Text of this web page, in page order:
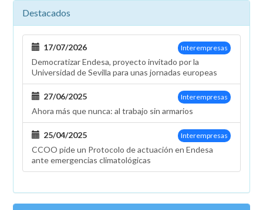
Destacados
Interempresas
17/07/2026
Democratizar Endesa, proyecto invitado por la
Universidad de Sevilla para unas jornadas europeas
Interempresas
27/06/2025
Ahora más que nunca: al trabajo sin armarios
Interempresas
25/04/2025
CCOO pide un Protocolo de actuación en Endesa
ante emergencias climatológicas